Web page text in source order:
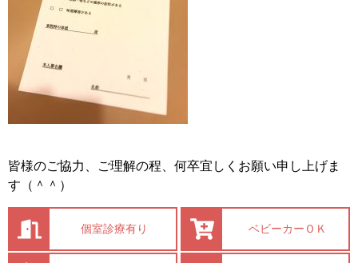
個室診療有り ベビーカーＯＫ
皆様のご協力、ご理解の程、何卒宜しくお願い申し上げま
す（＾＾）